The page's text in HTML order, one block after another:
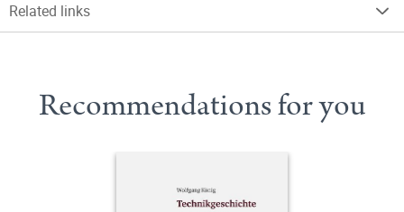
Related links
Recommendations for you